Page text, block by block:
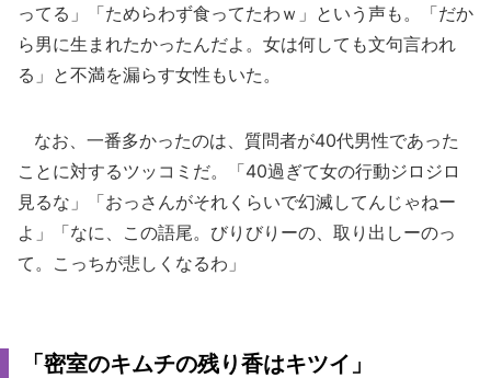
ってる」「ためらわず食ってたわｗ」という声も。「だか
ら男に生まれたかったんだよ。女は何しても文句言われ
る」と不満を漏らす女性もいた。
なお、一番多かったのは、質問者が40代男性であった
ことに対するツッコミだ。「40過ぎて女の行動ジロジロ
見るな」「おっさんがそれくらいで幻滅してんじゃねー
よ」「なに、この語尾。びりびりーの、取り出しーのっ
て。こっちが悲しくなるわ」
「密室のキムチの残り香はキツイ」